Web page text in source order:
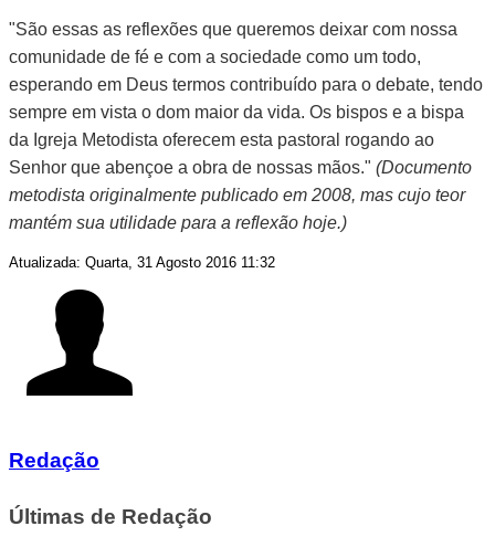
"São essas as reflexões que queremos deixar com nossa
comunidade de fé e com a sociedade como um todo,
esperando em Deus termos contribuído para o debate, tendo
sempre em vista o dom maior da vida. Os bispos e a bispa
da Igreja Metodista oferecem esta pastoral rogando ao
Senhor que abençoe a obra de nossas mãos." (Documento
metodista originalmente publicado em 2008, mas cujo teor
mantém sua utilidade para a reflexão hoje.)
Atualizada: Quarta, 31 Agosto 2016 11:32
Redação
Últimas de Redação